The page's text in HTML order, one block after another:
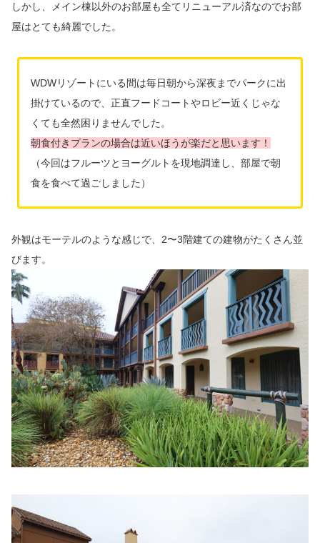
しかし、メイン棟以外のお部屋も全てリニューアル済なのでお部
屋はとても綺麗でした。
WDWリゾートにいる間は毎日朝から深夜までパークに出
掛けているので、正直フードコートやロビー近くじゃな
くても全然困りませんでした。
朝食付きプランの場合は近いほうが楽だと思います！
（今回はフルーツとヨーグルトを現地調達し、部屋で朝
食を食べて過ごしました）
外観はモーテルのような感じで、2〜3階建ての建物がたくさん並
びます。